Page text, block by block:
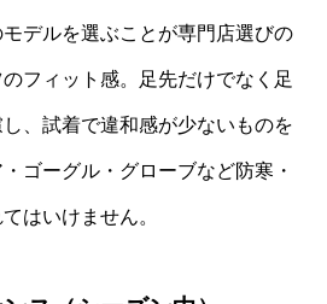
デルを選ぶことが専門店選びの
フィット感。足先だけでなく足
、試着で違和感が少ないものを
ゴーグル・グローブなど防寒・
はいけません。